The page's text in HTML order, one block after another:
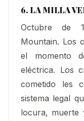
6. LA MILLA
Octubre de
Mountain. Los
el momento
eléctrica. Los
cometido les
sistema legal
locura, muerte